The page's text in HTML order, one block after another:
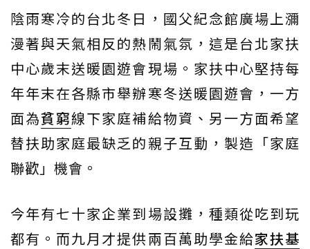
陰雨寒冷的台北冬日，國父紀念館廣場上瀰
漫著與天氣相反的熱鬧氣氛，這是台北家扶
中心歲末送暖園遊會現場。家扶中心堅持每
年年末在各縣市舉辦寒冬送暖園遊會，一方
面為貧窮線下家庭補給物資、另一方面希望
替扶助家庭最缺乏的親子互動，製造「家庭
聯歡」機會。
今年有七十家企業到場設攤，種類從吃到玩
都有。而九月才提供兩百萬助學金給家扶基